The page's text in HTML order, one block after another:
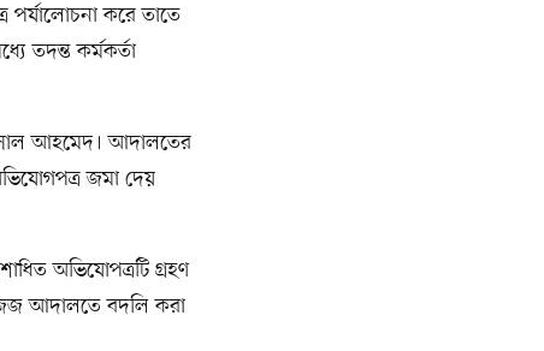
পর্যালোচনা করে তাতে
তদন্ত কর্মকর্তা
আহমেদ। আদালতের
জমা দেয়
অভিযোপত্রটি গ্রহণ
জজ আদালতে বদলি করা